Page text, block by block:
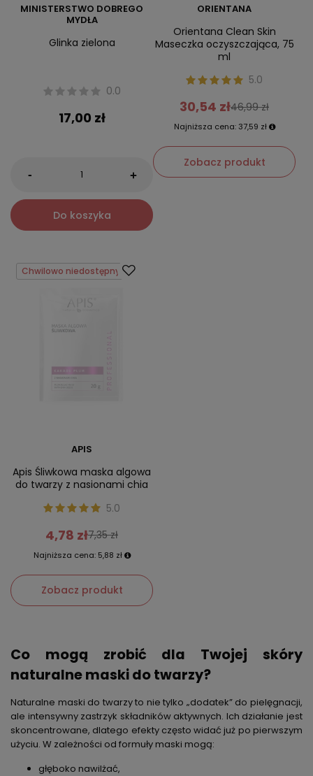
MINISTERSTWO DOBREGO
MYDŁA
Glinka zielona
0.0
17,00 zł
- +
Do koszyka
ORIENTANA
Orientana Clean Skin
Maseczka oczyszczająca, 75
ml
5.0
30,54 zł46,99 zł
Najniższa cena: 37,59 zł
Zobacz produkt
Chwilowo niedostępny
APIS
Apis Śliwkowa maska algowa
do twarzy z nasionami chia
5.0
4,78 zł7,35 zł
Najniższa cena: 5,88 zł
Zobacz produkt
Co mogą zrobić dla Twojej skóry
naturalne maski do twarzy?
Naturalne maski do twarzy to nie tylko „dodatek” do pielęgnacji,
ale intensywny zastrzyk składników aktywnych. Ich działanie jest
skoncentrowane, dlatego efekty często widać już po pierwszym
użyciu. W zależności od formuły maski mogą:
głęboko nawilżać,